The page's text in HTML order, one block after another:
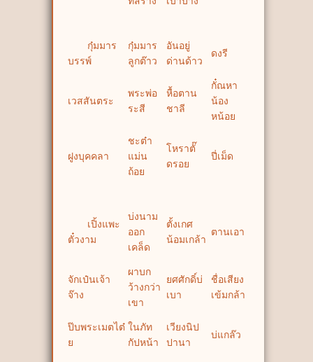
กุ๋มมาร
บรรพ์
กุ๋มมาร
ลูกต๊าว
อันอยู่
ด่านด้าว
ดงรี
เวสสันตระ
พระพ่อ
ระสี
หื้อตาน
ชาลี
กั๋ณหา
น้อง
หน้อย
ฝูงบุคคลา
ชะต๋า
แม่น
ถ้อย
โหราตั๊
ดรอย
ปี่เม็ด
เปิ้งแพะ
ตั๋วงาม
บ่งนาม
ออก
เคล็ด
ตั้งเกศ
น้อมเกล้า
ตานเอา
จักเป๋นเจ้า
จ๊าง
ผาบก
ว้างกว่า
เขา
ยศศักดิ์บ่
เบา
ชื่อเสียง
เข้มกล้า
ป๊บพระเมตไต๋
ย
ในภัท
กัปหน้า
เวียงนิป
ปานา
บ่แกล๊ว